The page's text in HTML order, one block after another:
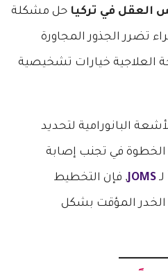
العقل في تركيا حل مشكلة
تضرر الجذور المجاورة
العلاجية خيارات تشخيصية
البانورامية لتحديد
في تجنب إصابة
JOMS, فإن التخطيط
المؤقت بشكل